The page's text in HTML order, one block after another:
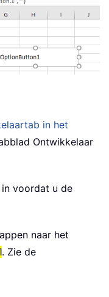
in het
Ontwikkelaar
in voordat u de
naar het
. Zie de